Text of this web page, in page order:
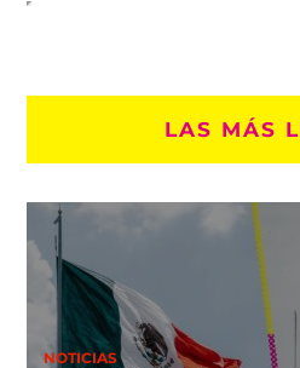
LAS MÁS
NOTICIAS